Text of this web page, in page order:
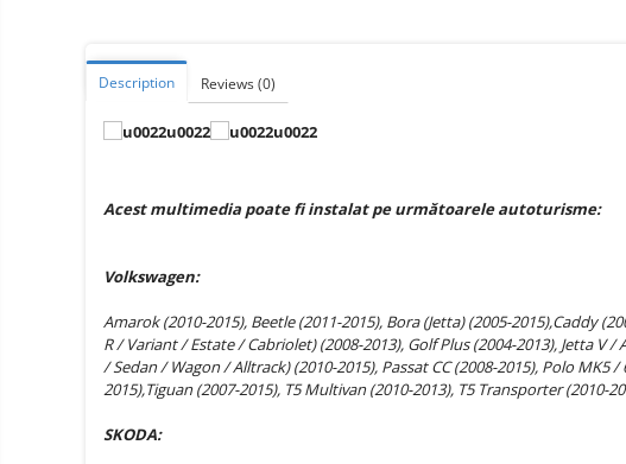
Power bank
Auto accessories
Lifestyle
Bare cod readers
Miracast
Accessories
and
accessories
&
accessories
Phone parts
Phone accessories
Description Reviews(0)
Acest multimedia poate fi instalat pe următoarele autoturisme:
Volkswagen:
Amarok (2010-2015), Beetle (2011-2015), Bora (Jetta) (2005-2015),Caddy
R / Variant / Estate / Cabriolet) (2008-2013), Golf Plus (2004-2013), Jetta V
/ Sedan / Wagon / Alltrack) (2010-2015), Passat CC (2008-2015), Polo MK5
2015),Tiguan (2007-2015), T5 Multivan (2010-2013), T5 Transporter (2010-
SKODA: